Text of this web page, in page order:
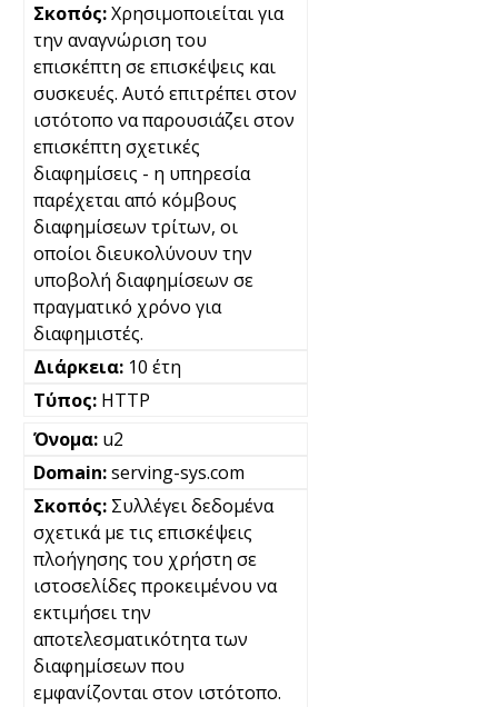
Χρησιμοποιείται για
την αναγνώριση του
επισκέπτη σε επισκέψεις και
συσκευές. Αυτό επιτρέπει στον
ιστότοπο να παρουσιάζει στον
επισκέπτη σχετικές
διαφημίσεις - η υπηρεσία
παρέχεται από κόμβους
διαφημίσεων τρίτων, οι
οποίοι διευκολύνουν την
υποβολή διαφημίσεων σε
πραγματικό χρόνο για
διαφημιστές.
10 έτη
HTTP
u2
serving-sys.com
Συλλέγει δεδομένα
σχετικά με τις επισκέψεις
πλοήγησης του χρήστη σε
ιστοσελίδες προκειμένου να
εκτιμήσει την
αποτελεσματικότητα των
διαφημίσεων που
εμφανίζονται στον ιστότοπο.